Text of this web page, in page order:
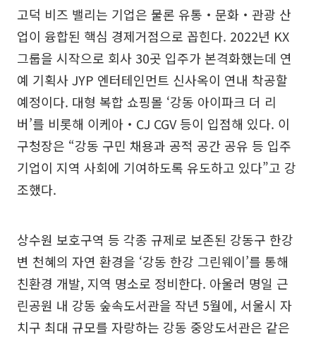
고덕 비즈 밸리는 기업은 물론 유통‧문화‧관광 산
업이 융합된 핵심 경제거점으로 꼽힌다. 2022년 KX
그룹을 시작으로 회사 30곳 입주가 본격화했는데 연
예 기획사 JYP 엔터테인먼트 신사옥이 연내 착공할
예정이다. 대형 복합 쇼핑몰 ‘강동 아이파크 더 리
버’를 비롯해 이케아‧CJ CGV 등이 입점해 있다. 이
구청장은 “강동 구민 채용과 공적 공간 공유 등 입주
기업이 지역 사회에 기여하도록 유도하고 있다”고 강
조했다.
상수원 보호구역 등 각종 규제로 보존된 강동구 한강
변 천혜의 자연 환경을 ‘강동 한강 그린웨이’를 통해
친환경 개발, 지역 명소로 정비한다. 아울러 명일 근
린공원 내 강동 숲속도서관을 작년 5월에, 서울시 자
치구 최대 규모를 자랑하는 강동 중앙도서관은 같은